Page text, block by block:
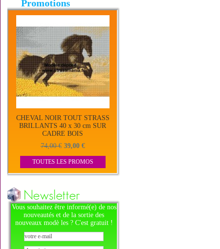
Promotions
CHEVAL NOIR TOUT STRASS
BRILLANTS 40 x 30 cm SUR
CADRE BOIS
74,00 € 39,00 €
TOUTES LES PROMOS
Vous souhaitez être informé(e) de nos
nouveautés et de la sortie des
nouveaux modè les ? C'est gratuit !